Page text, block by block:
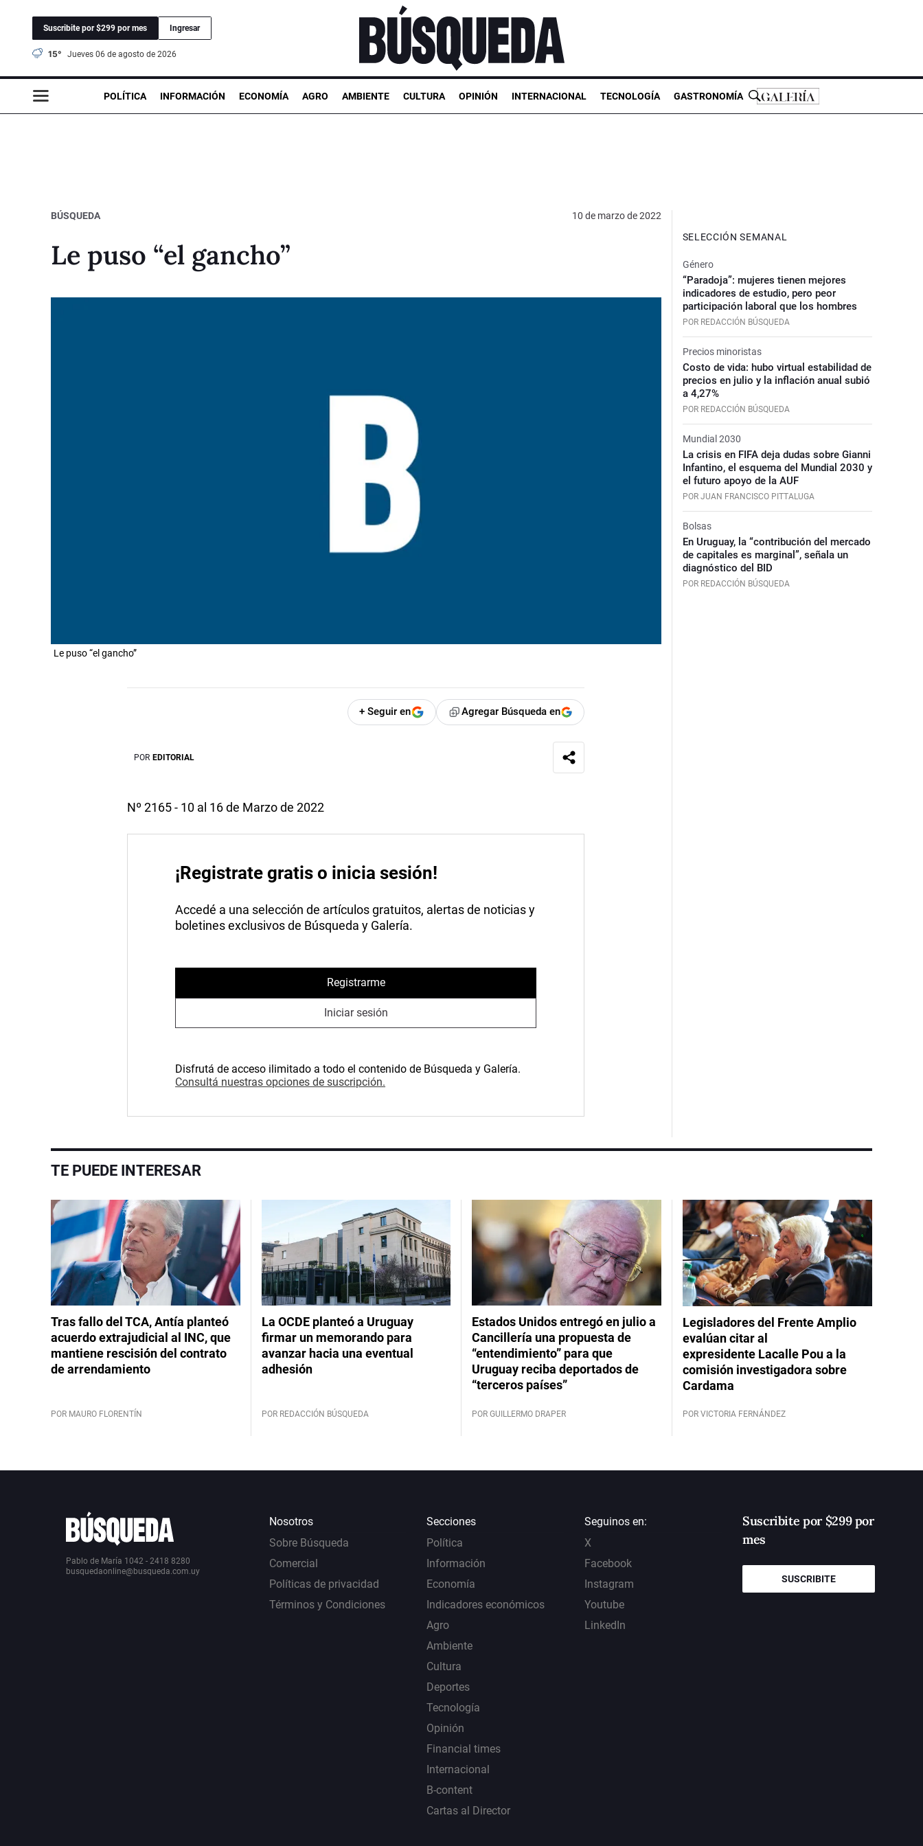
Suscribite por $299 por mes Ingresar
15° jueves 06 de agosto de 2026
POLÍTICA INFORMACIÓN ECONOMÍA AGRO AMBIENTE CULTURA OPINIÓN INTERNACIONAL TECNOLOGÍA GASTRONOMÍA
BÚSQUEDA 10 de marzo de 2022
Le puso “el gancho”
Le puso “el gancho”
+ Seguir en Agregar Búsqueda en
POR EDITORIAL
Nº 2165 - 10 al 16 de Marzo de 2022
¡Registrate gratis o inicia sesión!
Accedé a una selección de artículos gratuitos, alertas de noticias y
boletines exclusivos de Búsqueda y Galería.
Registrarme
Iniciar sesión
Disfrutá de acceso ilimitado a todo el contenido de Búsqueda y Galería.
Consultá nuestras opciones de suscripción.
SELECCIÓN SEMANAL
Género
“Paradoja”: mujeres tienen mejores
indicadores de estudio, pero peor
participación laboral que los hombres
POR REDACCIÓN BÚSQUEDA
Precios minoristas
Costo de vida: hubo virtual estabilidad de
precios en julio y la inflación anual subió
a 4,27%
POR REDACCIÓN BÚSQUEDA
Mundial 2030
La crisis en FIFA deja dudas sobre Gianni
Infantino, el esquema del Mundial 2030 y
el futuro apoyo de la AUF
POR JUAN FRANCISCO PITTALUGA
Bolsas
En Uruguay, la “contribución del mercado
de capitales es marginal”, señala un
diagnóstico del BID
POR REDACCIÓN BÚSQUEDA
TE PUEDE INTERESAR
Tras fallo del TCA, Antía planteó
acuerdo extrajudicial al INC, que
mantiene rescisión del contrato
de arrendamiento
POR MAURO FLORENTÍN
La OCDE planteó a Uruguay
firmar un memorando para
avanzar hacia una eventual
adhesión
POR REDACCIÓN BÚSQUEDA
Estados Unidos entregó en julio a
Cancillería una propuesta de
“entendimiento” para que
Uruguay reciba deportados de
“terceros países”
POR GUILLERMO DRAPER
Legisladores del Frente Amplio
evalúan citar al
expresidente Lacalle Pou a la
comisión investigadora sobre
Cardama
POR VICTORIA FERNÁNDEZ
Pablo de María 1042 - 2418 8280
busquedaonline@busqueda.com.uy
Nosotros
Sobre Búsqueda
Comercial
Políticas de privacidad
Términos y Condiciones
Secciones
Política
Información
Economía
Indicadores económicos
Agro
Ambiente
Cultura
Deportes
Tecnología
Opinión
Financial times
Internacional
B-content
Cartas al Director
Seguinos en:
X
Facebook
Instagram
Youtube
LinkedIn
Suscribite por $299 por
mes
SUSCRIBITE